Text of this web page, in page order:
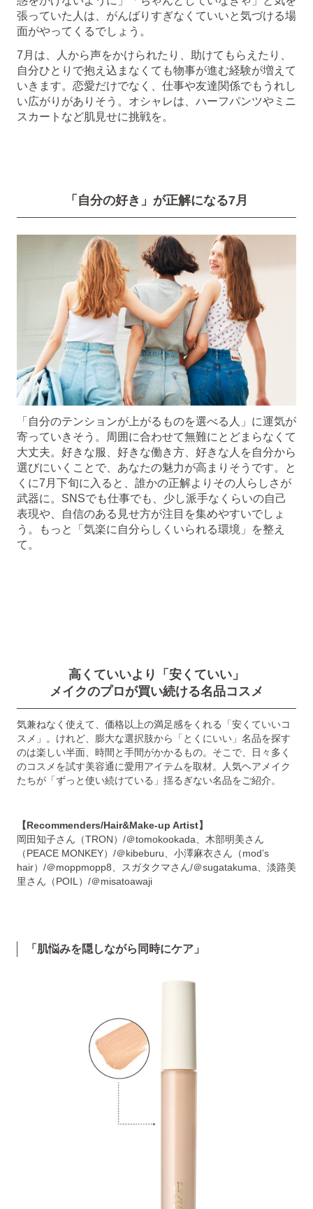
張っていた人は、がんばりすぎなくていいと気づける場
面がやってくるでしょう。
7月は、人から声をかけられたり、助けてもらえたり、
自分ひとりで抱え込まなくても物事が進む経験が増えて
いきます。恋愛だけでなく、仕事や友達関係でもうれし
い広がりがありそう。オシャレは、ハーフパンツやミニ
スカートなど肌見せに挑戦を。
「自分の好き」が正解になる7月
「自分のテンションが上がるものを選べる人」に運気が
寄っていきそう。周囲に合わせて無難にとどまらなくて
大丈夫。好きな服、好きな働き方、好きな人を自分から
選びにいくことで、あなたの魅力が高まりそうです。と
くに7月下旬に入ると、誰かの正解よりその人らしさが
武器に。SNSでも仕事でも、少し派手なくらいの自己
表現や、自信のある見せ方が注目を集めやすいでしょ
う。もっと「気楽に自分らしくいられる環境」を整え
て。
高くていいより「安くていい」
メイクのプロが買い続ける名品コスメ
気兼ねなく使えて、価格以上の満足感をくれる「安くていいコ
スメ」。けれど、膨大な選択肢から「とくにいい」名品を探す
のは楽しい半面、時間と手間がかかるもの。そこで、日々多く
のコスメを試す美容通に愛用アイテムを取材。人気ヘアメイク
たちが「ずっと使い続けている」揺るぎない名品をご紹介。
【Recommenders/Hair&Make-up Artist】
岡田知子さん（TRON）/＠tomokookada、木部明美さん
（PEACE MONKEY）/＠kibeburu、小澤麻衣さん（mod’s
hair）/＠moppmopp8、スガタクマさん/＠sugatakuma、淡路美
里さん（POIL）/＠misatoawaji
「肌悩みを隠しながら同時にケア」